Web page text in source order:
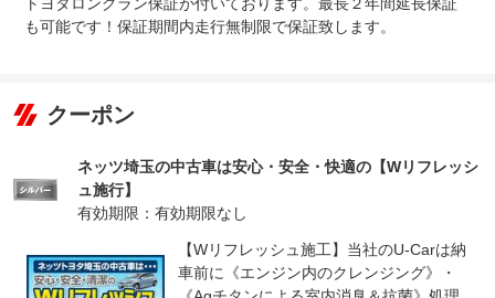
法定整備
法定２４ヶ月点検付※貨物など一部車両は１２ヶ月点検法
定整備付 点検部位はエンジンオイル・オイルフィルタ
も可能です！保証期間内走行無制限で保証致します。
クーポン
ネッツ埼玉の中古車は安心・安全・快適の【Wリフレッシ
ュ施行】
有効期限：有効期限なし
【Wリフレッシュ施工】当社のU-Carは納
車前に《エンジン内のクレンジング》・